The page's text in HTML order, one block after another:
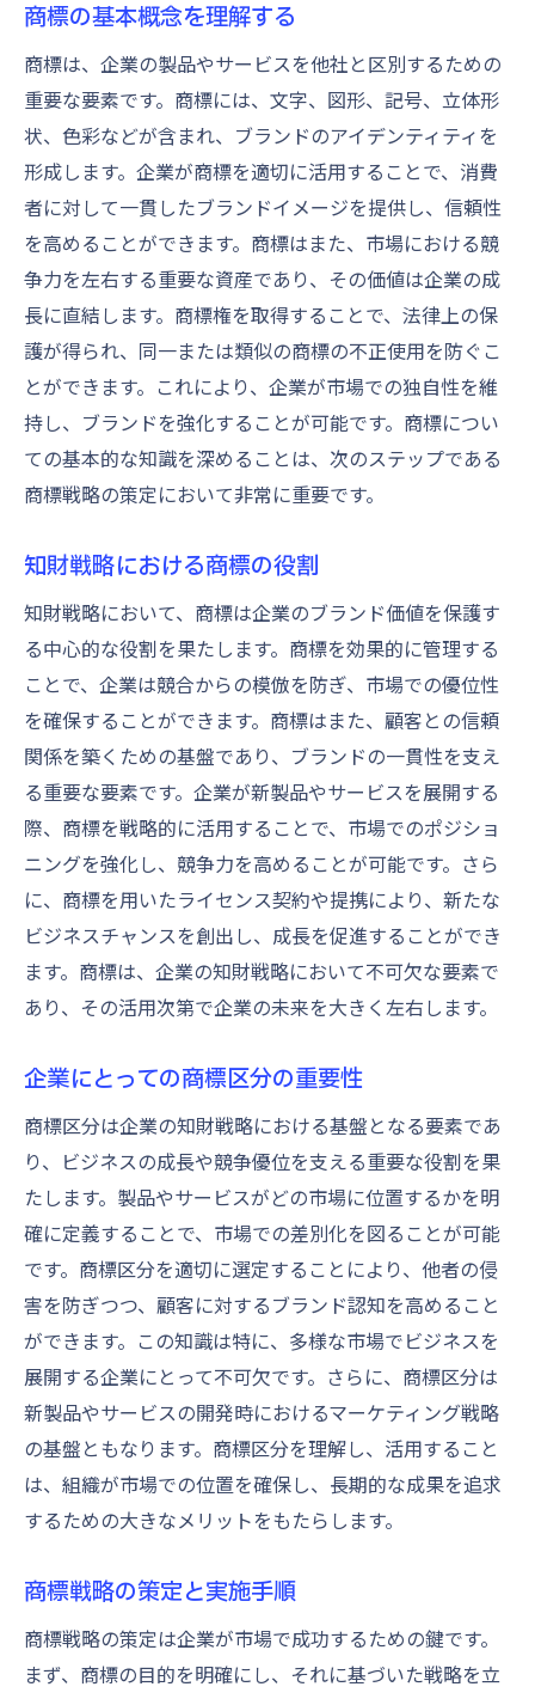
競争優位を生む商標の選び方
市場調査による商標戦略の最適化
商標登録のプロセスとその重要性
商標を基にした新事業展開の可能性
商標ライセンスの活用とビジネス機会
商標の法律的側面と競争戦略
商標区分を極めて市場での競争力を高める秘訣
を公開
市場での競争力を高める商標区分戦略
商標区分に基づく製品展開の応用
商標を軸としたマーケティング施策
実際の事例から学ぶ商標区分の活用
競争環境に応じた商標区分の選択
商標が企業成長に与える影響知財戦略の成功事
例を分析
商標が企業に与える直接的影響
成功事例から見る商標の効果的活用
商標と企業成長の相関関係を探る
商標戦略で市場の信頼を得る方法
ブランド構築における商標の役割
商標活用による企業資産の増加
企業の商標区分活用法市場調査と登録のステッ
プガイド
効果的な商標区分の選定方法
商標登録の基本ステップと注意点
商標区分を活用した市場展開の考え方
商標申請のための準備と手順
商標区分戦略における最新事例
商標とブランド価値の関係企業の知財戦略を見
直す
商標とブランド価値の密接な関係
ブランド価値を高める商標戦略
知財戦略の一環としての商標活用
商標とブランド認知度の向上策
商標がもたらすブランドの信頼性
成功企業に学ぶ商標とブランド戦略
の鍵
商標区分の深い理解が企業成長を促進
商標区分の選択がビジネスに与える影響
商標の基本概念を理解する
商標は、企業の製品やサービスを他社と区別するための
重要な要素です。商標には、文字、図形、記号、立体形
状、色彩などが含まれ、ブランドのアイデンティティを
形成します。企業が商標を適切に活用することで、消費
者に対して一貫したブランドイメージを提供し、信頼性
を高めることができます。商標はまた、市場における競
争力を左右する重要な資産であり、その価値は企業の成
長に直結します。商標権を取得することで、法律上の保
護が得られ、同一または類似の商標の不正使用を防ぐこ
とができます。これにより、企業が市場での独自性を維
持し、ブランドを強化することが可能です。商標につい
ての基本的な知識を深めることは、次のステップである
商標戦略の策定において非常に重要です。
知財戦略における商標の役割
知財戦略において、商標は企業のブランド価値を保護す
る中心的な役割を果たします。商標を効果的に管理する
ことで、企業は競合からの模倣を防ぎ、市場での優位性
を確保することができます。商標はまた、顧客との信頼
関係を築くための基盤であり、ブランドの一貫性を支え
る重要な要素です。企業が新製品やサービスを展開する
際、商標を戦略的に活用することで、市場でのポジショ
ニングを強化し、競争力を高めることが可能です。さら
に、商標を用いたライセンス契約や提携により、新たな
ビジネスチャンスを創出し、成長を促進することができ
ます。商標は、企業の知財戦略において不可欠な要素で
あり、その活用次第で企業の未来を大きく左右します。
企業にとっての商標区分の重要性
商標区分は企業の知財戦略における基盤となる要素であ
り、ビジネスの成長や競争優位を支える重要な役割を果
たします。製品やサービスがどの市場に位置するかを明
確に定義することで、市場での差別化を図ることが可能
です。商標区分を適切に選定することにより、他者の侵
害を防ぎつつ、顧客に対するブランド認知を高めること
ができます。この知識は特に、多様な市場でビジネスを
展開する企業にとって不可欠です。さらに、商標区分は
新製品やサービスの開発時におけるマーケティング戦略
の基盤ともなります。商標区分を理解し、活用すること
は、組織が市場での位置を確保し、長期的な成果を追求
するための大きなメリットをもたらします。
商標戦略の策定と実施手順
商標戦略の策定は企業が市場で成功するための鍵です。
まず、商標の目的を明確にし、それに基づいた戦略を立